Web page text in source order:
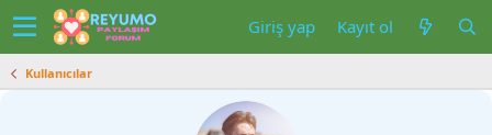
Giriş yap Kayıt ol
Kullanıcılar